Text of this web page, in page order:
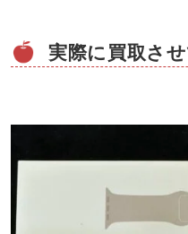
実際に買取さ